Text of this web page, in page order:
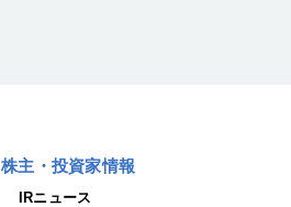
株主・投資家情報
IRニュース